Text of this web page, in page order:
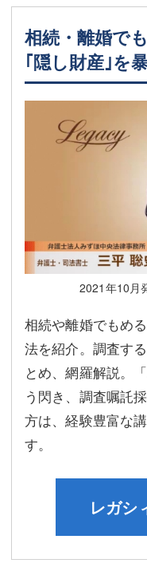
相続・離婚で
｢隠し財産｣を
2021年10月
相続や離婚でもめ
法を紹介。調査す
とめ、網羅解説。
う閃き、調査嘱託
方は、経験豊富な
す。
レガシ